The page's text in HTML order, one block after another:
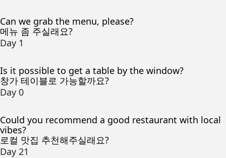
Can we grab the menu, please?
메뉴 좀 주실래요?
Day 1
Is it possible to get a table by the window?
창가 테이블로 가능할까요?
Day 0
Could you recommend a good restaurant with local
vibes?
로컬 맛집 추천해주실래요?
Day 21